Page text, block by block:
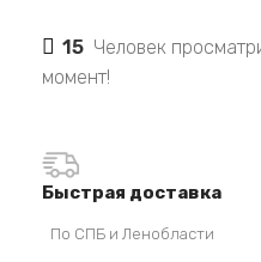
15 Человек
момент!
Быстрая доставка
По СПБ и Ленобласти